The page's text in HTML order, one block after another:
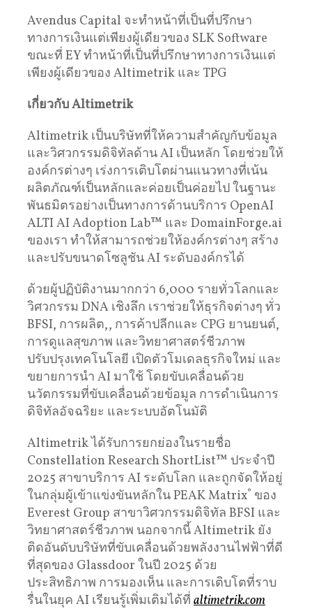
Avendus Capital จะทำหน้าที่เป็นที่ปรึกษา
ทางการเงินแต่เพียงผู้เดียวของ SLK Software
ขณะที่ EY ทำหน้าที่เป็นที่ปรึกษาทางการเงินแต่
เพียงผู้เดียวของ Altimetrik และ TPG
เกี่ยวกับAltimetrik
Altimetrik เป็นบริษัทที่ให้ความสำคัญกับข้อมูล
และวิศวกรรมดิจิทัลด้าน AI เป็นหลัก โดยช่วยให้
องค์กรต่างๆ เร่งการเติบโตผ่านแนวทางที่เน้น
ผลิตภัณฑ์เป็นหลักและค่อยเป็นค่อยไป ในฐานะ
พันธมิตรอย่างเป็นทางการด้านบริการ OpenAI
ALTI AI Adoption Lab™ และ DomainForge.ai
ของเรา ทำให้สามารถช่วยให้องค์กรต่างๆ สร้าง
และปรับขนาดโซลูชัน AI ระดับองค์กรได้
ด้วยผู้ปฏิบัติงานมากกว่า 6,000 รายทั่วโลกและ
วิศวกรรม DNA เชิงลึก เราช่วยให้ธุรกิจต่างๆ ทั่ว
BFSI, การผลิต,, การค้าปลีกและ CPG ยานยนต์,
การดูแลสุขภาพ และวิทยาศาสตร์ชีวภาพ
ปรับปรุงเทคโนโลยี เปิดตัวโมเดลธุรกิจใหม่ และ
ขยายการนำ AI มาใช้ โดยขับเคลื่อนด้วย
นวัตกรรมที่ขับเคลื่อนด้วยข้อมูล การดำเนินการ
ดิจิทัลอัจฉริยะ และระบบอัตโนมัติ
Altimetrik ได้รับการยกย่องในรายชื่อ
Constellation Research ShortList™ ประจำปี
2025 สาขาบริการ AI ระดับโลก และถูกจัดให้อยู่
ในกลุ่มผู้เข้าแข่งขันหลักใน PEAK Matrix® ของ
Everest Group สาขาวิศวกรรมดิจิทัล BFSI และ
วิทยาศาสตร์ชีวภาพ นอกจากนี้ Altimetrik ยัง
ติดอันดับบริษัทที่ขับเคลื่อนด้วยพลังงานไฟฟ้าที่ดี
ที่สุดของ Glassdoor ในปี 2025 ด้วย
ประสิทธิภาพ การมองเห็น และการเติบโตที่ราบ
รื่นในยุค AI เรียนรู้เพิ่มเติมได้ที่ altimetrik.com